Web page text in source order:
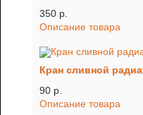
350 p.
Описание товара
Кран сливной
90 p.
Описание товара